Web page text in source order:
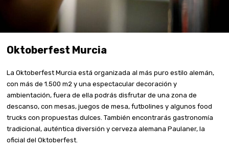
Oktoberfest Murcia
La Oktoberfest Murcia está organizada al más puro estilo alemán,
con más de 1.500 m2 y una espectacular decoración y
ambientación, fuera de ella podrás disfrutar de una zona de
descanso, con mesas, juegos de mesa, futbolines y algunos food
trucks con propuestas dulces. También encontrarás gastronomía
tradicional, auténtica diversión y cerveza alemana Paulaner, la
oficial del Oktoberfest.